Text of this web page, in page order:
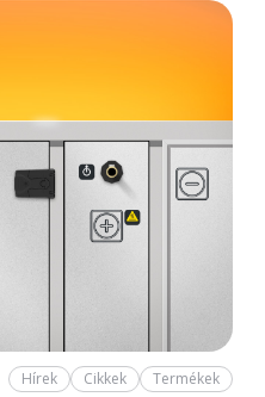
Hírek Cikkek Termékek